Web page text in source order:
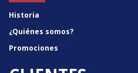
Historia
¿Quiénes somos?
Promociones